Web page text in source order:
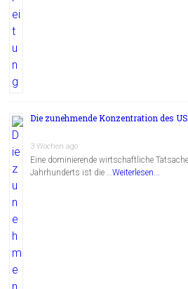
Die zunehmende Konzentration des
3 Wochen ago
Eine dominierende wirtschaftliche
Jahrhunderts ist die …Weiterlesen...